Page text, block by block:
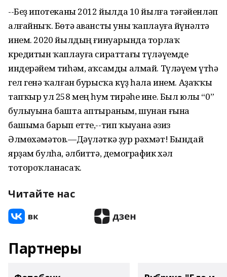
--Беҙ ипотеканы 2012 йылда 10 йылға тәғәйенләп
алғайныҡ. Бөтә авансты уны ҡаплауға йүнәлтә
инем. 2020 йылдың ғинуарында торлаҡ
кредитын ҡаплауға сираттағы түләүемде
индерәйем тиһәм, аҡсамды алмай. Түләүем үтһә
гел генә ҡалған бурысҡа күҙ һала инем. Аҙаҡҡы
тапҡыр ул 258 мең һум тирәһе ине. Был юлы “0”
булыуына башта аптыраным, шунан ғына
башыма барып етте,--тип ҡыуана Ғәзиз
Әлмөхәмәтов.—Дәүләткә ҙур рәхмәт! Бындай
ярҙам булһа, әлбиттә, демографик хәл
тотороҡланасаҡ.
Читайте нас
Партнеры